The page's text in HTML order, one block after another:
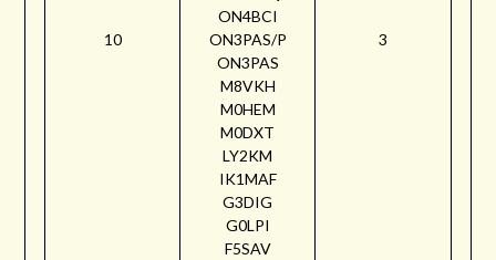
10
ON4BCI
ON3PAS/P
ON3PAS
M8VKH
M0HEM
M0DXT
LY2KM
IK1MAF
G3DIG
G0LPI
F5SAV
3